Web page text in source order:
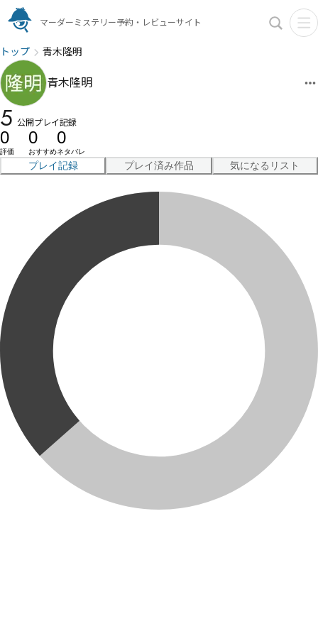
マーダーミステリー予約・レビューサイト
トップ 青木隆明
青木隆明
5 公開プレイ記録
0
評価
0
おすすめ
0
ネタバレ
プレイ記録 プレイ済み作品 気になるリスト